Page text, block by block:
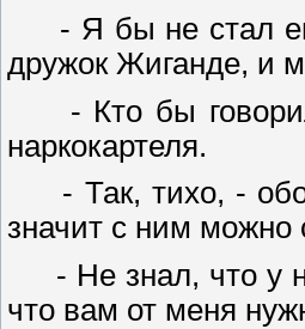
- Я бы не стал
дружок Жиганде, и
- Кто бы
наркокартеля.
- Так, тихо, -
значит с ним можно
- Не знал, что у
что вам от меня